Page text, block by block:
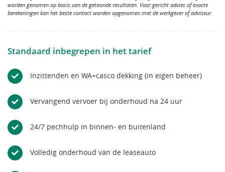
worden genomen op basis van de getoonde resultaten. Voor gericht advies of exacte
berekeningen kan het beste contact worden opgenomen met de werkgever of adviseur.
Standaard inbegrepen in het tarief
Inzittenden en WA+casco dekking (in eigen beheer)
Vervangend vervoer bij onderhoud na 24 uur
24/7 pechhulp in binnen- en buitenland
Volledig onderhoud van de leaseauto